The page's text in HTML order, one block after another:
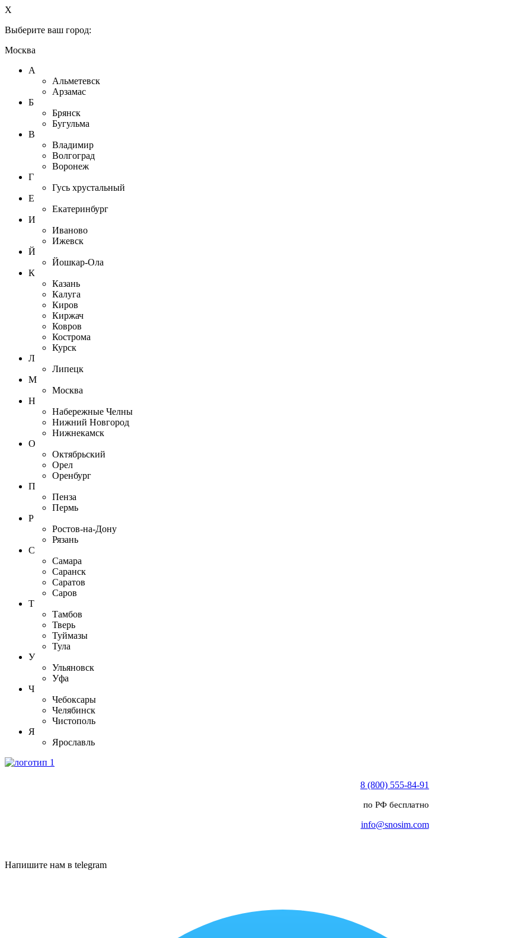
X
Выберите ваш город:
Москва
А
Альметевск
Арзамас
Б
Брянск
Бугульма
В
Владимир
Волгоград
Воронеж
Г
Гусь хрустальный
Е
Екатеринбург
И
Иваново
Ижевск
Й
Йошкар-Ола
К
Казань
Калуга
Киров
Киржач
Ковров
Кострома
Курск
Л
Липецк
М
Москва
Н
Набережные Челны
Нижний Новгород
Нижнекамск
О
Октябрьский
Орел
Оренбург
П
Пенза
Пермь
Р
Ростов-на-Дону
Рязань
С
Самара
Саранск
Саратов
Саров
Т
Тамбов
Тверь
Туймазы
Тула
У
Ульяновск
Уфа
Ч
Чебоксары
Челябинск
Чистополь
Я
Ярославль
8 (800) 555-84-91
по РФ бесплатно
info@snosim.com
Напишите нам в telegram